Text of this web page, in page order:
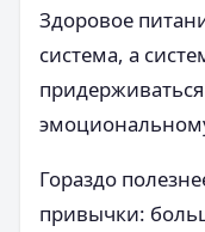
Здоровое
система, а
Гораздо
привычки: